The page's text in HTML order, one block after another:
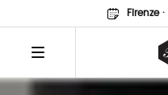
Firenze·